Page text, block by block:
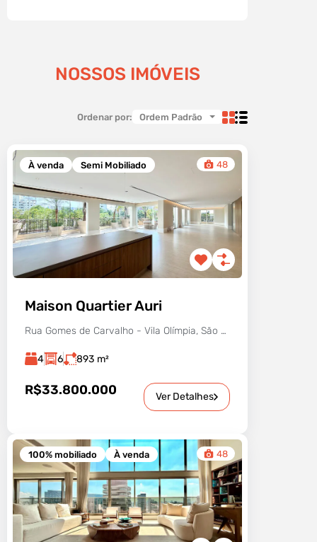
NOSSOS IMÓVEIS
Ordenar por: Ordem Padrão
À venda Semi Mobiliado 48
Maison Quartier Auri
Rua Gomes de Carvalho - Vila Olímpia, São Paulo - SP, Brasil
4 6 893 m²
R$33.800.000 Ver Detalhes
100% mobiliado À venda 48